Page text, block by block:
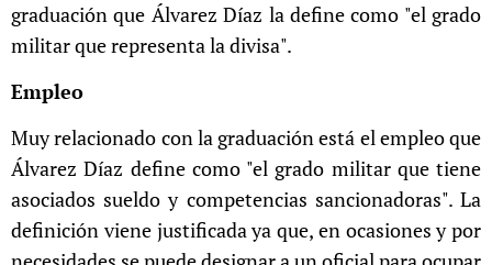
graduación que Álvarez Díaz la define como "el grado
militar que representa la divisa".
Empleo
Muy relacionado con la graduación está el empleo que
Álvarez Díaz define como "el grado militar que tiene
asociados sueldo y competencias sancionadoras". La
definición viene justificada ya que, en ocasiones y por